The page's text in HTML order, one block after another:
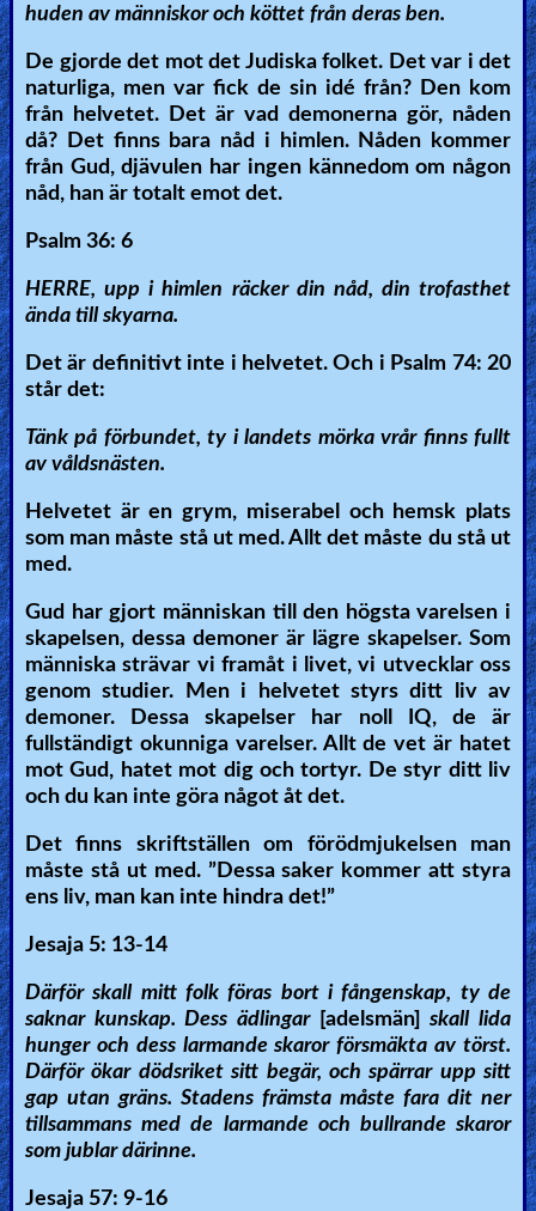
huden av människor och köttet från deras ben.
De gjorde det mot det Judiska folket. Det var i det
naturliga, men var fick de sin idé från? Den kom
från helvetet. Det är vad demonerna gör, nåden
då? Det finns bara nåd i himlen. Nåden kommer
från Gud, djävulen har ingen kännedom om någon
nåd, han är totalt emot det.
Psalm 36: 6
HERRE, upp i himlen räcker din nåd, din trofasthet
ända till skyarna.
Det är definitivt inte i helvetet. Och i Psalm 74: 20
står det:
Tänk på förbundet, ty i landets mörka vrår finns fullt
av våldsnästen.
Helvetet är en grym, miserabel och hemsk plats
som man måste stå ut med. Allt det måste du stå ut
med.
Gud har gjort människan till den högsta varelsen i
skapelsen, dessa demoner är lägre skapelser. Som
människa strävar vi framåt i livet, vi utvecklar oss
genom studier. Men i helvetet styrs ditt liv av
demoner. Dessa skapelser har noll IQ, de är
fullständigt okunniga varelser. Allt de vet är hatet
mot Gud, hatet mot dig och tortyr. De styr ditt liv
och du kan inte göra något åt det.
Det finns skriftställen om förödmjukelsen man
måste stå ut med. ”Dessa saker kommer att styra
ens liv, man kan inte hindra det!”
Jesaja 5: 13-14
Därför skall mitt folk föras bort i fångenskap, ty de
saknar kunskap. Dess ädlingar [adelsmän] skall lida
hunger och dess larmande skaror försmäkta av törst.
Därför ökar dödsriket sitt begär, och spärrar upp sitt
gap utan gräns. Stadens främsta måste fara dit ner
tillsammans med de larmande och bullrande skaror
som jublar därinne.
Jesaja 57: 9-16